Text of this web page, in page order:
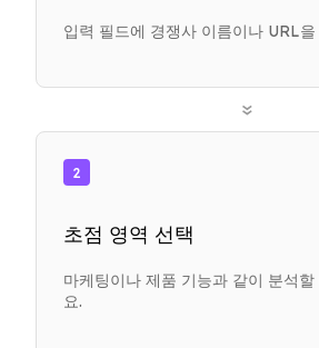
입력 필드에 경쟁사 이름이나 URL
»
2
초점 영역 선택
마케팅이나 제품 기능과 같이 분석
요.